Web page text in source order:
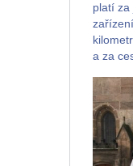
platí za
a za